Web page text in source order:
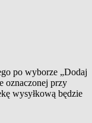
po wyborze „Dodaj
oznaczonej przy
wysyłkową będzie